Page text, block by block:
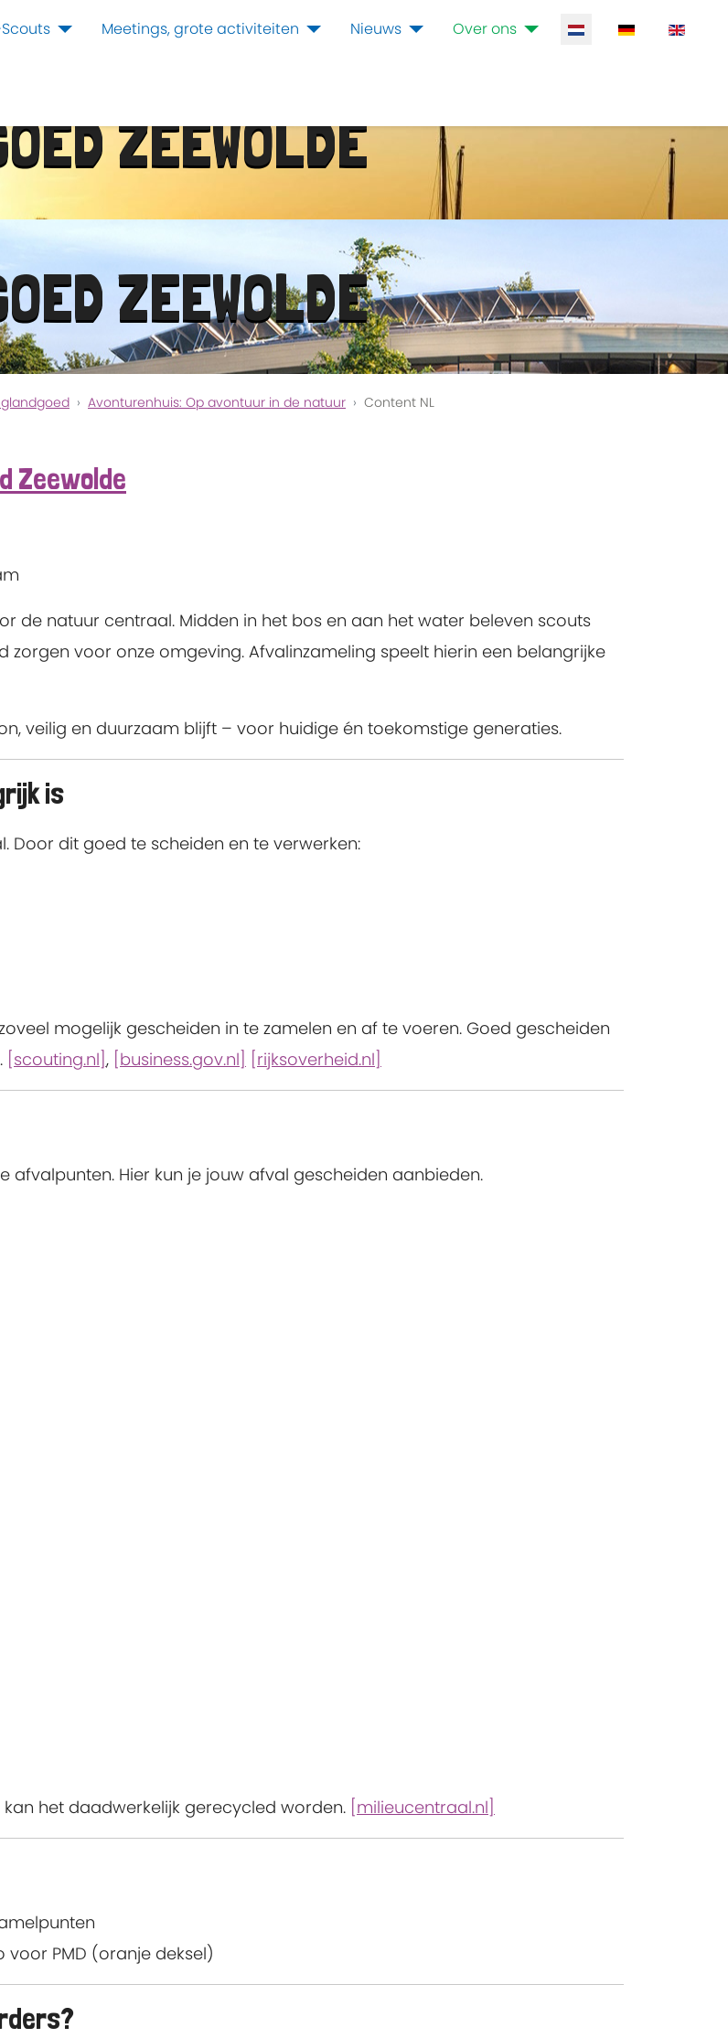
Meetings, grote activiteiten Nieuws Over ons Selecteer de taal
ZEEWOLDE
ZEEWOLDE
Avonturenhuis: Op avontuur in de natuur Content NL
Zeewolde
de natuur centraal. Midden in het bos en aan het water beleven scouts
voor onze omgeving. Afvalinzameling speelt hierin een belangrijke
veilig en duurzaam blijft – voor huidige én toekomstige generaties.
is
Door dit goed te scheiden en te verwerken:
mogelijk gescheiden in te zamelen en af te voeren. Goed gescheiden
[scouting.nl], [business.gov.nl] [rijksoverheid.nl]
Hier kun je jouw afval gescheiden aanbieden.
het daadwerkelijk gerecycled worden. [milieucentraal.nl]
voor PMD (oranje deksel)